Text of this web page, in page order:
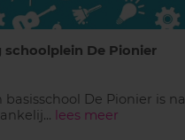
schoolplein De Pionier
De Pionier is na
lees meer